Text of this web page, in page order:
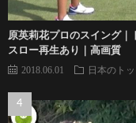
原英莉花プロのスイング｜
スロー再生あり｜高画質
2018.06.01 日本のト